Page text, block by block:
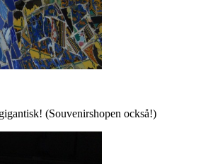
(Souvenirshopen också!)